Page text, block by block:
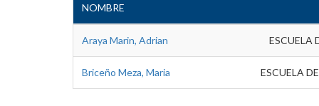
NOMBRE
Araya Marin, Adrian ESCUELA
Briceño Meza, Maria ESCUELA